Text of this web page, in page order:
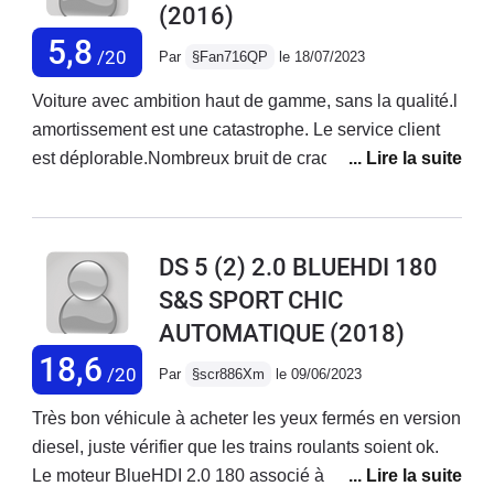
5,8 /20
(2016)
Par §Fan716QP le 18/07/2023
Voiture avec ambition haut de gamme, sans la qualité.l
amortissement est une catastrophe. Le service client
est déplorable.Nombreux bruit de craquement.La
logiciel gps et carplay est une catastrophe.Le prix des
déplorable
18,6 /20
DS 5 (2) 2.0 BLUEHDI 180
S&S SPORT CHIC
AUTOMATIQUE (2018)
Par §scr886Xm le 09/06/2023
Très bon véhicule à acheter les yeux fermés en version
diesel, juste vérifier que les trains roulants soient ok.
Le moteur BlueHDI 2.0 180 associé à la boite EAT6 est